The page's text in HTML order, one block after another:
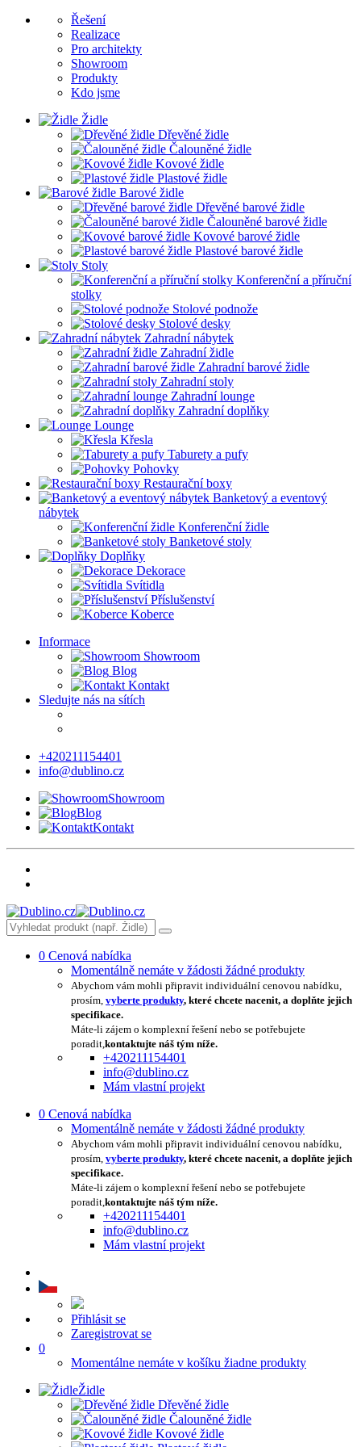
Řešení
Realizace
Pro architekty
Showroom
Produkty
Kdo jsme
Židle
Dřevěné židle
Čalouněné židle
Kovové židle
Plastové židle
Barové židle
Dřevěné barové židle
Čalouněné barové židle
Kovové barové židle
Plastové barové židle
Stoly
Konferenční a příruční
stolky
Stolové podnože
Stolové desky
Zahradní nábytek
Zahradní židle
Zahradní barové židle
Zahradní stoly
Zahradní lounge
Zahradní doplňky
Lounge
Křesla
Taburety a pufy
Pohovky
Restaurační boxy
Banketový a eventový
nábytek
Konferenční židle
Banketové stoly
Doplňky
Dekorace
Svítidla
Příslušenství
Koberce
Informace
Showroom
Blog
Kontakt
Sledujte nás na sítích
+420211154401
info@dublino.cz
Showroom
Blog
Kontakt
0 Cenová nabídka
Momentálně nemáte v žádosti žádné produkty
Abychom vám mohli připravit individuální cenovou nabídku,
prosím, vyberte produkty, které chcete nacenit, a doplňte jejich
specifikace.
Máte-li zájem o komplexní řešení nebo se potřebujete
poradit,kontaktujte náš tým níže.
+420211154401
info@dublino.cz
Mám vlastní projekt
0 Cenová nabídka
Momentálně nemáte v žádosti žádné produkty
Abychom vám mohli připravit individuální cenovou nabídku,
prosím, vyberte produkty, které chcete nacenit, a doplňte jejich
specifikace.
Máte-li zájem o komplexní řešení nebo se potřebujete
poradit,kontaktujte náš tým níže.
+420211154401
info@dublino.cz
Mám vlastní projekt
Přihlásit se
Zaregistrovat se
0
Momentálne nemáte v košíku žiadne produkty
Židle
Dřevěné židle
Čalouněné židle
Kovové židle